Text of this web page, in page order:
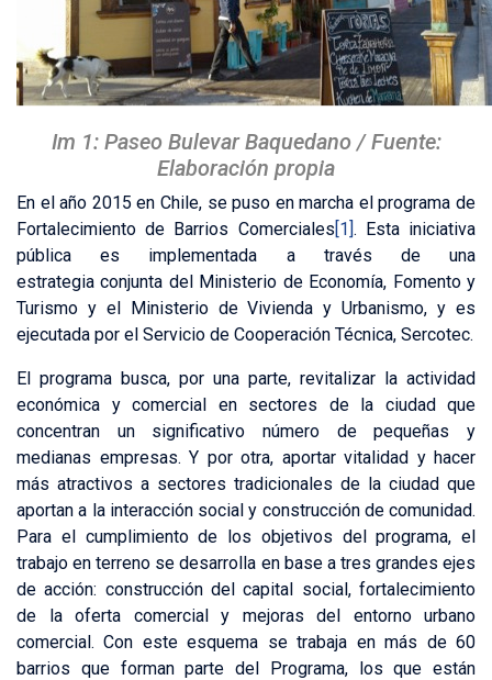
Im 1: Paseo Bulevar Baquedano / Fuente:
Elaboración propia
En el año 2015 en Chile, se puso en marcha el programa de
Fortalecimiento de Barrios Comerciales[1]. Esta iniciativa
pública es implementada a través de una
estrategia conjunta del Ministerio de Economía, Fomento y
Turismo y el Ministerio de Vivienda y Urbanismo, y es
ejecutada por el Servicio de Cooperación Técnica, Sercotec.
El programa busca, por una parte, revitalizar la actividad
económica y comercial en sectores de la ciudad que
concentran un significativo número de pequeñas y
medianas empresas. Y por otra, aportar vitalidad y hacer
más atractivos a sectores tradicionales de la ciudad que
aportan a la interacción social y construcción de comunidad.
Para el cumplimiento de los objetivos del programa, el
trabajo en terreno se desarrolla en base a tres grandes ejes
de acción: construcción del capital social, fortalecimiento
de la oferta comercial y mejoras del entorno urbano
comercial. Con este esquema se trabaja en más de 60
barrios que forman parte del Programa, los que están